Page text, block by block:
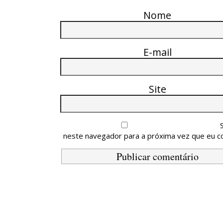
Nome
E-mail
Site
neste navegador para a próxima vez que eu